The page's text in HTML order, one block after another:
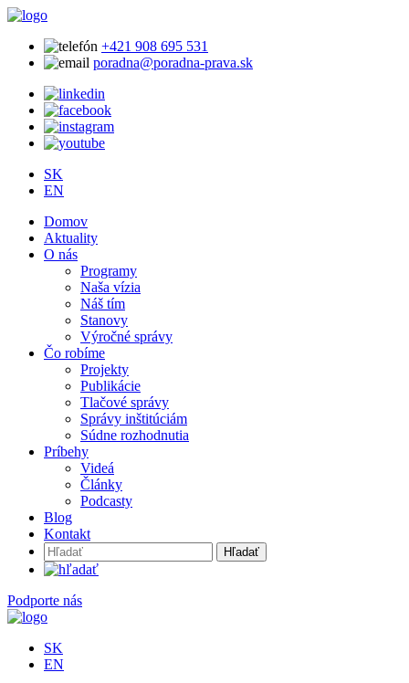
+421 908 695 531
poradna@poradna-prava.sk
SK
EN
Domov
Aktuality
O nás
Programy
Naša vízia
Náš tím
Stanovy
Výročné správy
Čo robíme
Projekty
Publikácie
Tlačové správy
Správy inštitúciám
Súdne rozhodnutia
Príbehy
Videá
Články
Podcasty
Blog
Kontakt
Hľadať:
Podporte nás
SK
EN